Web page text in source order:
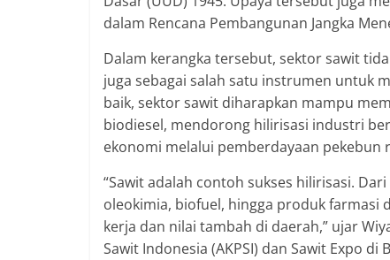
dalam Rencana Pembangunan Jangka
Dalam kerangka tersebut, sektor sawit
juga sebagai salah satu instrumen untuk
baik, sektor sawit diharapkan mampu
biodiesel, mendorong hilirisasi industri
ekonomi melalui pemberdayaan pekebun
“Sawit adalah contoh sukses hilirisasi.
oleokimia, biofuel, hingga produk farmasi
kerja dan nilai tambah di daerah,” ujar
Sawit Indonesia (AKPSI) dan Sawit Expo di